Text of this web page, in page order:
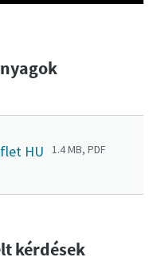
HU 1.4 MB, PDF
kérdések